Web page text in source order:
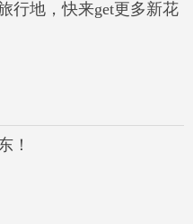
行地，快来get更多新花
！